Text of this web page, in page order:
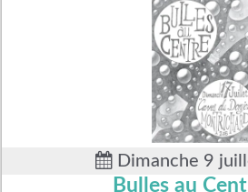
Dimanche 9
Bulles au